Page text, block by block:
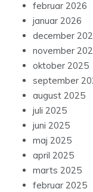
februar 2026
januar 2026
december
november
oktober 2025
september
august 2025
juli 2025
juni 2025
maj 2025
april 2025
marts 2025
februar 2025